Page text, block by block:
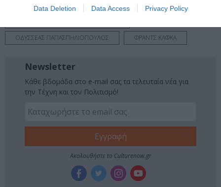
Data Deletion Data Access Privacy Policy
ΑΡΗΣ ΜΠΙΝΙΑΡΗΣ
ΔΡΑΜΑ - ΚΟΙΝΩΝΙΚΟ - ΣΥΓΧΡΟΝΟ
ΟΔΥΣΣΕΑΣ ΠΑΠΑΣΠΗΛΙΟΠΟΥΛΟΣ
ΦΡΑΝΤΣ ΚΑΦΚΑ
Newsletter
Κάθε βδομάδα στο e-mail σας τα τελευταία νέα για
την Τέχνη και τον Πολιτισμό!
Ακολουθήστε το Culturenow.gr